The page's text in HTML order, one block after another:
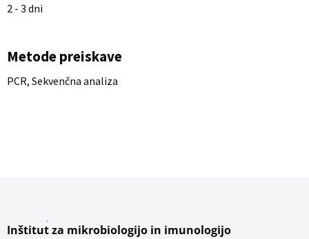
2 - 3 dni
Metode preiskave
PCR, Sekvenčna analiza
Inštitut za mikrobiologijo in imunologijo